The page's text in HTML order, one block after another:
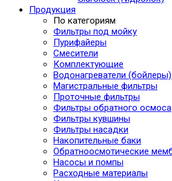
Продукция
По категориям
Фильтры под мойку
Пурифайеры
Смесители
Комплектующие
Водонагреватели (бойлеры)
Магистральные фильтры
Проточные фильтры
Фильтры обратного осмоса
Фильтры кувшины
Фильтры насадки
Накопительные баки
Обратноосмотические
Насосы и помпы
Расходные материалы